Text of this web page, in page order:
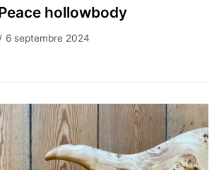
hollowbody
6 septembre 2024